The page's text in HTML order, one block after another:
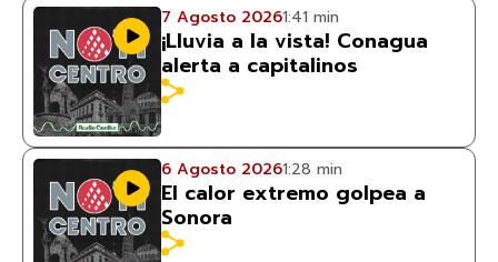
7 Agosto 20261:41 min
¡Lluvia a la vista! Conagua
alerta a capitalinos
6 Agosto 20261:28 min
El calor extremo golpea a
Sonora